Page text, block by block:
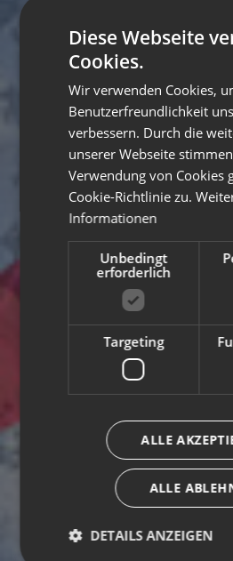
Diese Webseite
Cookies.
Wir verwenden Cookies,
Benutzerfreundlichkeit
verbessern. Durch die
unserer Webseite
Verwendung von Cookies
Cookie-Richtlinie zu.
Informationen
Unbedingt
erforderlich
Targeting
ALLE
ALLE
DETAILS ANZEIGEN